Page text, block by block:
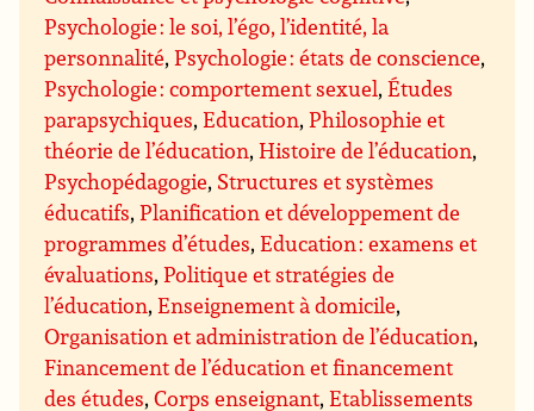
Psychologie : le soi, l’égo, l’identité, la
personnalité,Psychologie : états de conscience,
Psychologie : comportement sexuel,Études
parapsychiques,Education,Philosophie et
théorie de l’éducation,Histoire de l’éducation,
Psychopédagogie, Structures et systèmes
éducatifs,Planification et développement de
programmes d’études,Education : examens et
évaluations,Politique et stratégies de
l’éducation,Enseignement à domicile,
Organisation et administration de l’éducation,
Financement de l’éducation et financement
des études,Corps enseignant,Etablissements